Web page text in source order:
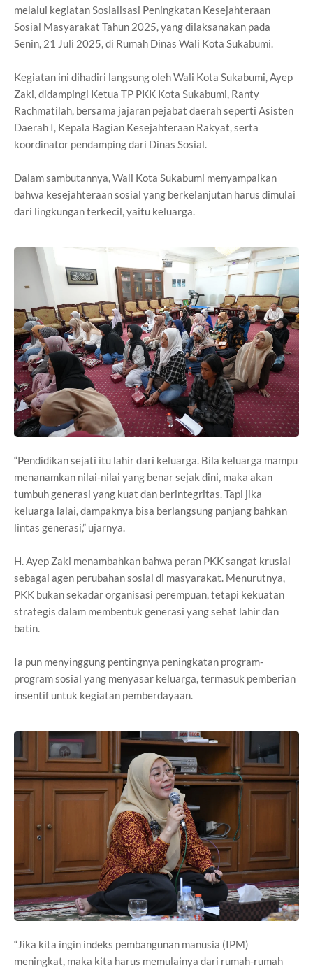
melalui kegiatan Sosialisasi Peningkatan Kesejahteraan
Sosial Masyarakat Tahun 2025, yang dilaksanakan pada
Senin, 21 Juli 2025, di Rumah Dinas Wali Kota Sukabumi.
Kegiatan ini dihadiri langsung oleh Wali Kota Sukabumi, Ayep
Zaki, didampingi Ketua TP PKK Kota Sukabumi, Ranty
Rachmatilah, bersama jajaran pejabat daerah seperti Asisten
Daerah I, Kepala Bagian Kesejahteraan Rakyat, serta
koordinator pendamping dari Dinas Sosial.
Dalam sambutannya, Wali Kota Sukabumi menyampaikan
bahwa kesejahteraan sosial yang berkelanjutan harus dimulai
dari lingkungan terkecil, yaitu keluarga.
“Pendidikan sejati itu lahir dari keluarga. Bila keluarga mampu
menanamkan nilai-nilai yang benar sejak dini, maka akan
tumbuh generasi yang kuat dan berintegritas. Tapi jika
keluarga lalai, dampaknya bisa berlangsung panjang bahkan
lintas generasi,” ujarnya.
H. Ayep Zaki menambahkan bahwa peran PKK sangat krusial
sebagai agen perubahan sosial di masyarakat. Menurutnya,
PKK bukan sekadar organisasi perempuan, tetapi kekuatan
strategis dalam membentuk generasi yang sehat lahir dan
batin.
Ia pun menyinggung pentingnya peningkatan program-
program sosial yang menyasar keluarga, termasuk pemberian
insentif untuk kegiatan pemberdayaan.
“Jika kita ingin indeks pembangunan manusia (IPM)
meningkat, maka kita harus memulainya dari rumah-rumah